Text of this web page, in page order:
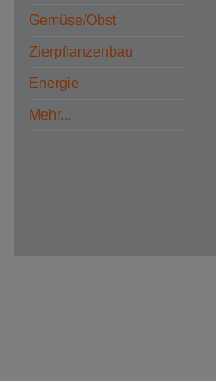
Gemüse/Obst
Zierpflanzenbau
Energie
Mehr...